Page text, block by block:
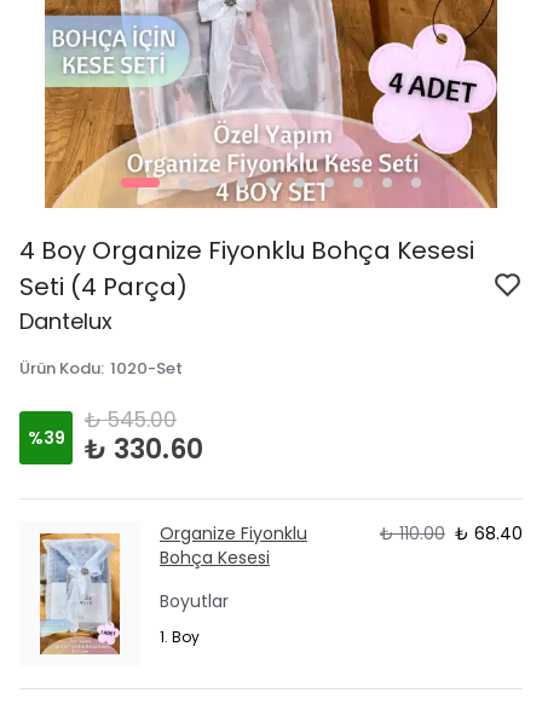
4 Boy Organize Fiyonklu Bohça Kesesi
Seti (4 Parça)
Dantelux
Ürün Kodu: 1020-Set
%39
₺ 545.00
₺ 330.60
Organize Fiyonklu
Bohça Kesesi
₺ 110.00 ₺ 68.40
Boyutlar
1. Boy